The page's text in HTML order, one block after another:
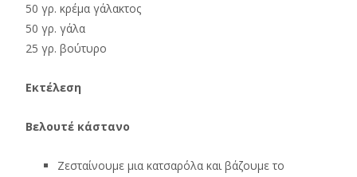
50 γρ. κρέμα γάλακτος
50 γρ. γάλα
25 γρ. βούτυρο
Εκτέλεση
Βελουτέ κάστανο
Ζεσταίνουμε μια κατσαρόλα και βάζουμε το